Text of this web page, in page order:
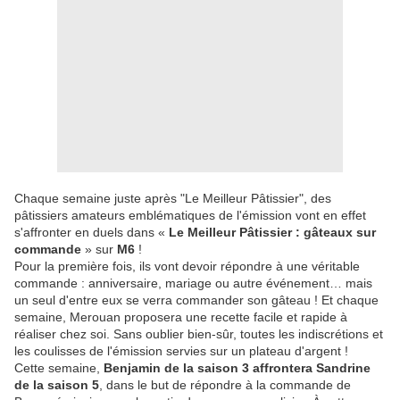
Chaque semaine juste après "Le Meilleur Pâtissier", des
pâtissiers amateurs emblématiques de l'émission vont en effet
s'affronter en duels dans « Le Meilleur Pâtissier : gâteaux sur
commande » sur M6 !
Pour la première fois, ils vont devoir répondre à une véritable
commande : anniversaire, mariage ou autre événement… mais
un seul d'entre eux se verra commander son gâteau ! Et chaque
semaine, Merouan proposera une recette facile et rapide à
réaliser chez soi. Sans oublier bien-sûr, toutes les indiscrétions et
les coulisses de l'émission servies sur un plateau d'argent !
Cette semaine, Benjamin de la saison 3 affrontera Sandrine
de la saison 5 , dans le but de répondre à la commande de